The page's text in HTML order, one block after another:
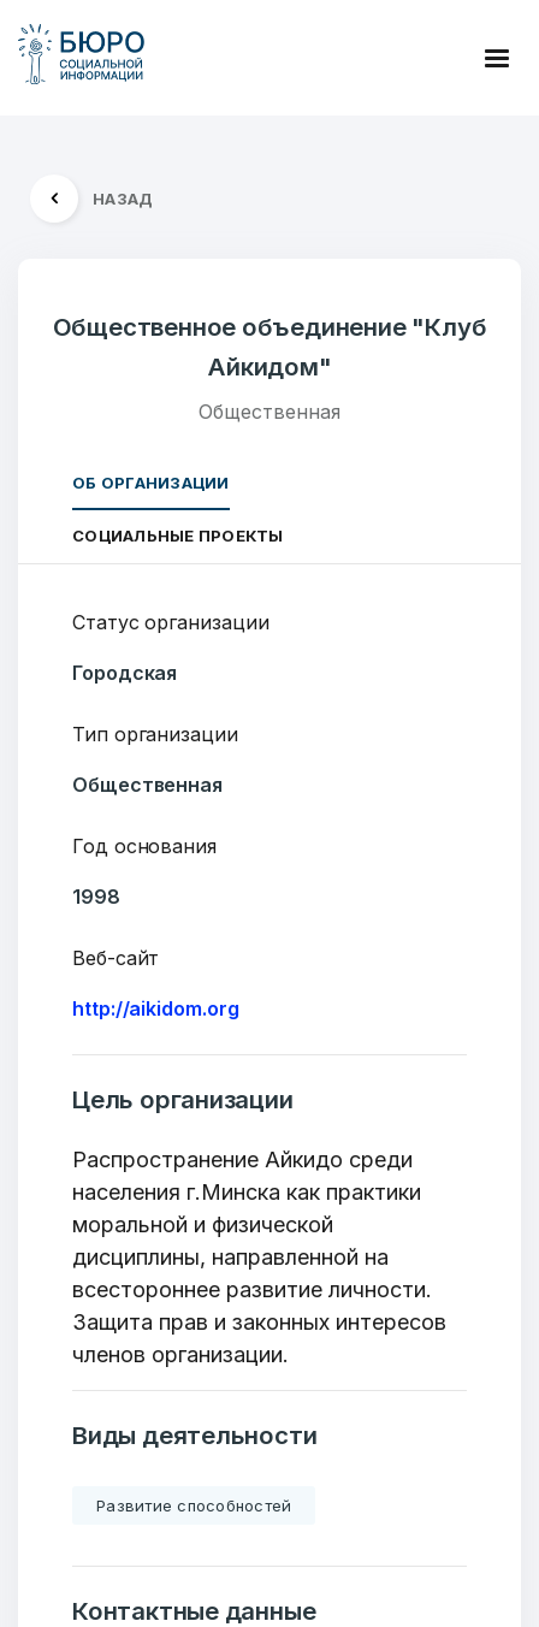
НАЗАД
Общественное объединение "Клуб
Айкидом"
Общественная
ОБ ОРГАНИЗАЦИИ
СОЦИАЛЬНЫЕ ПРОЕКТЫ
Статус организации
Городская
Тип организации
Общественная
Год основания
1998
Веб-сайт
http://aikidom.org
Цель организации
Распространение Айкидо среди
населения г.Минска как практики
моральной и физической
дисциплины, направленной на
всестороннее развитие личности.
Защита прав и законных интересов
членов организации.
Виды деятельности
Развитие способностей
Контактные данные